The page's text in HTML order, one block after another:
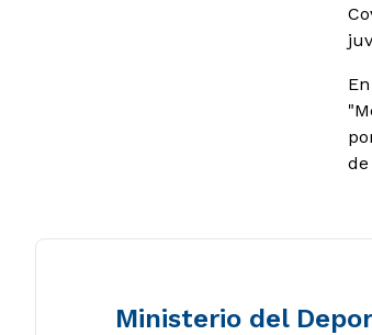
Ministerio del